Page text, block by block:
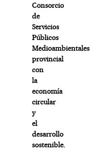
Consorcio
de
Servicios
Públicos
Medioambientales
provincial
con
la
economía
circular
y
el
desarrollo
sostenible.